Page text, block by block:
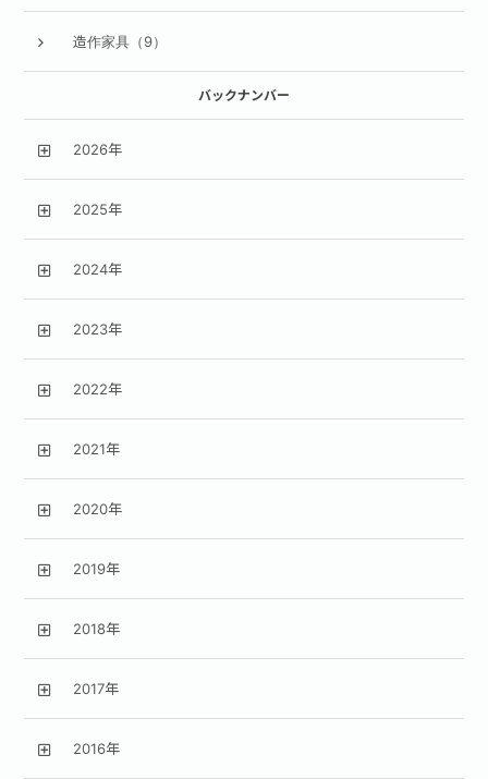
造作家具（9）
バックナンバー
2026年
2025年
2024年
2023年
2022年
2021年
2020年
2019年
2018年
2017年
2016年